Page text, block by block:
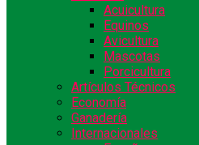
Acuicultura
Equinos
Avicultura
Mascotas
Porcicultura
Artículos Técnicos
Economía
Ganadería
Internacionales